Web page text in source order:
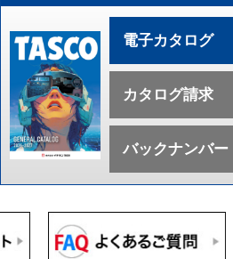
電子カタログ
カタログ請求
バックナンバー